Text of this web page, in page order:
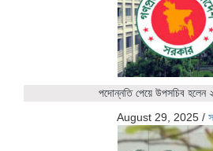
পদোন্নতি পেয়ে উপসচিব হলেন
August 29, 2025 /